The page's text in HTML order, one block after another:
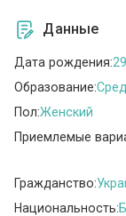
Данные
Дата рождения:
Образование:
Пол:Женский
Приемлемые
Гражданство:
Национальность: